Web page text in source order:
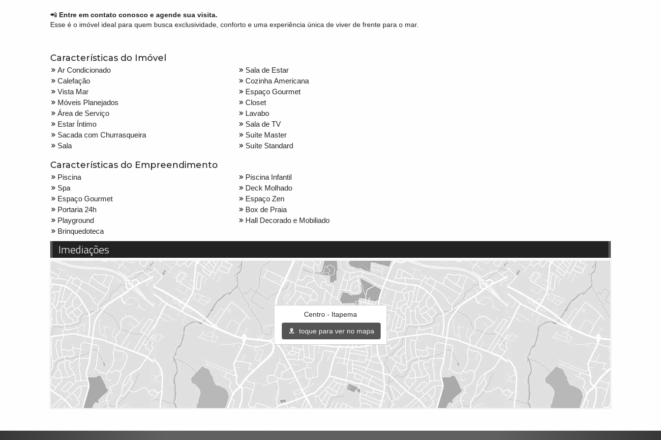
📲 Entre em contato conosco e agende sua visita.
Esse é o imóvel ideal para quem busca exclusividade, conforto e uma experiência única de viver de frente para o mar.
Características do Imóvel
Ar Condicionado
Calefação
Vista Mar
Móveis Planejados
Área de Serviço
Estar Íntimo
Sacada com Churrasqueira
Sala
Sala de Estar
Cozinha Americana
Espaço Gourmet
Closet
Lavabo
Sala de TV
Suíte Master
Suíte Standard
Características do Empreendimento
Piscina
Spa
Espaço Gourmet
Portaria 24h
Playground
Brinquedoteca
Piscina Infantil
Deck Molhado
Espaço Zen
Box de Praia
Hall Decorado e Mobiliado
Imediações
Centro - Itapema
toque para ver no mapa